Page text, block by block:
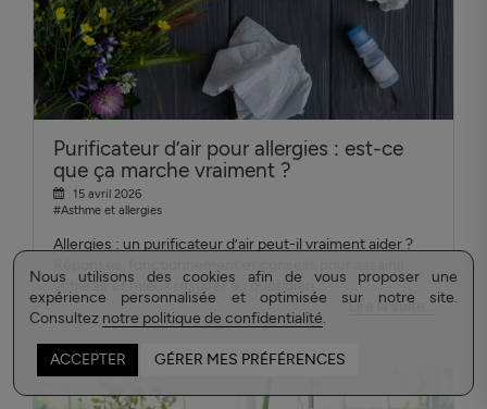
Nous utilisons des cookies afin de vous proposer une
expérience personnalisée et optimisée sur notre site.
Consultez notre politique de confidentialité.
ACCEPTER GÉRER MES PRÉFÉRENCES
Purificateur d’air pour allergies : est-ce
que ça marche vraiment ?
15 avril 2026
#Asthme et allergies
Allergies : un purificateur d’air peut-il vraiment aider ?
votre air et mieux respirer au quotidien.
Lire la suite...